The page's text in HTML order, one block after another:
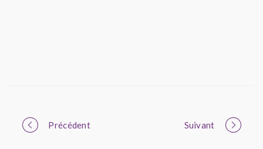
Portfolio
Précédent Suivant